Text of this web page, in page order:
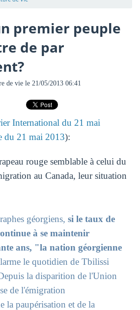
premier peuple
de par
de viele 21/05/2013 06:41
International du 21 mai
du 21 mai 2013):
rouge semblable à celui du
au Canada, leur situation
géorgiens,si le taux de
à se maintenir
ans, "la nation géorgienne
le quotidien de Tbilissi
la disparition de l'Union
de l'émigration
la paupérisation et de la